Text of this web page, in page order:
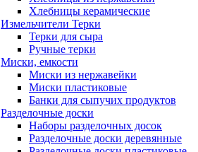
Хлебницы керамические
Измельчители Терки
Терки для сыра
Ручные терки
Миски, емкости
Миски из нержавейки
Миски пластиковые
Банки для сыпучих продуктов
Разделочные доски
Наборы разделочных досок
Разделочные доски деревянные